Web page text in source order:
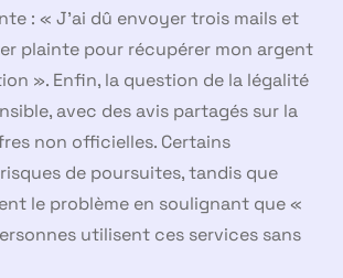
: « J’ai dû envoyer trois mails et
plainte pour récupérer mon argent
». Enfin, la question de la légalité
avec des avis partagés sur la
non officielles. Certains
de poursuites, tandis que
le problème en soulignant que «
utilisent ces services sans